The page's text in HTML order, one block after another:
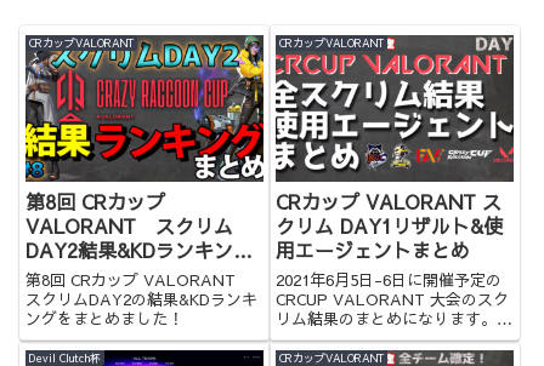
CRカップVALORANT
第8回 CRカップ
VALORANT スクリム
DAY2結果&KDランキング
まとめ
第8回 CRカップ VALORANT
スクリムDAY2の結果&KDランキ
ングをまとめました！
CRカップVALORANT
CRカップ VALORANT ス
クリム DAY1リザルト&使
用エージェントまとめ
2021年6月5日-6日に開催予定の
CRCUP VALORANT 大会のスク
リム結果のまとめになります。是
非ご覧ください。
Devil Clutch杯 CRカップVALORANT